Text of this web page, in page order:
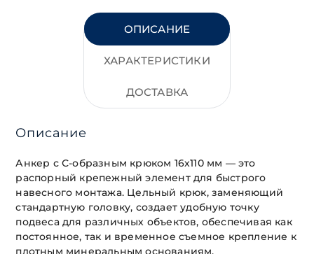
ОПИСАНИЕ
ХАРАКТЕРИСТИКИ
ДОСТАВКА
Описание
Анкер с С-образным крюком 16х110 мм — это
распорный крепежный элемент для быстрого
навесного монтажа. Цельный крюк, заменяющий
стандартную головку, создает удобную точку
подвеса для различных объектов, обеспечивая как
постоянное, так и временное съемное крепление к
плотным минеральным основаниям.